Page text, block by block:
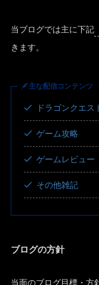
当ブログでは主に下記
きます。
主な配信コンテンツ
ドラゴンクエス
ゲーム攻略
ゲームレビュー
その他雑記
ブログの方針
当面のブログ目標・方